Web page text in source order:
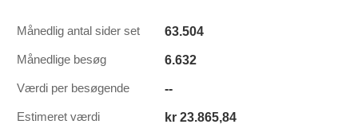
Månedlig antal sider set 63.504
Månedlige besøg 6.632
Værdi per besøgende --
Estimeret værdi kr 23.865,84